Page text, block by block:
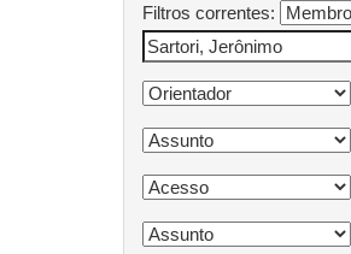
Filtros correntes: